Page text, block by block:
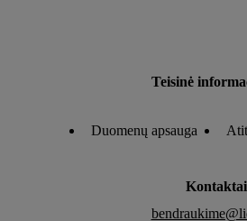
Teisinė
Duomenų apsauga
Kontaktai